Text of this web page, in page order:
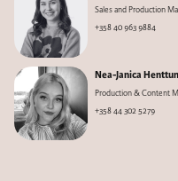
Sales and Production
+358 40 963 9884
Nea-Janica
Production & Content
+358 44 302 5279